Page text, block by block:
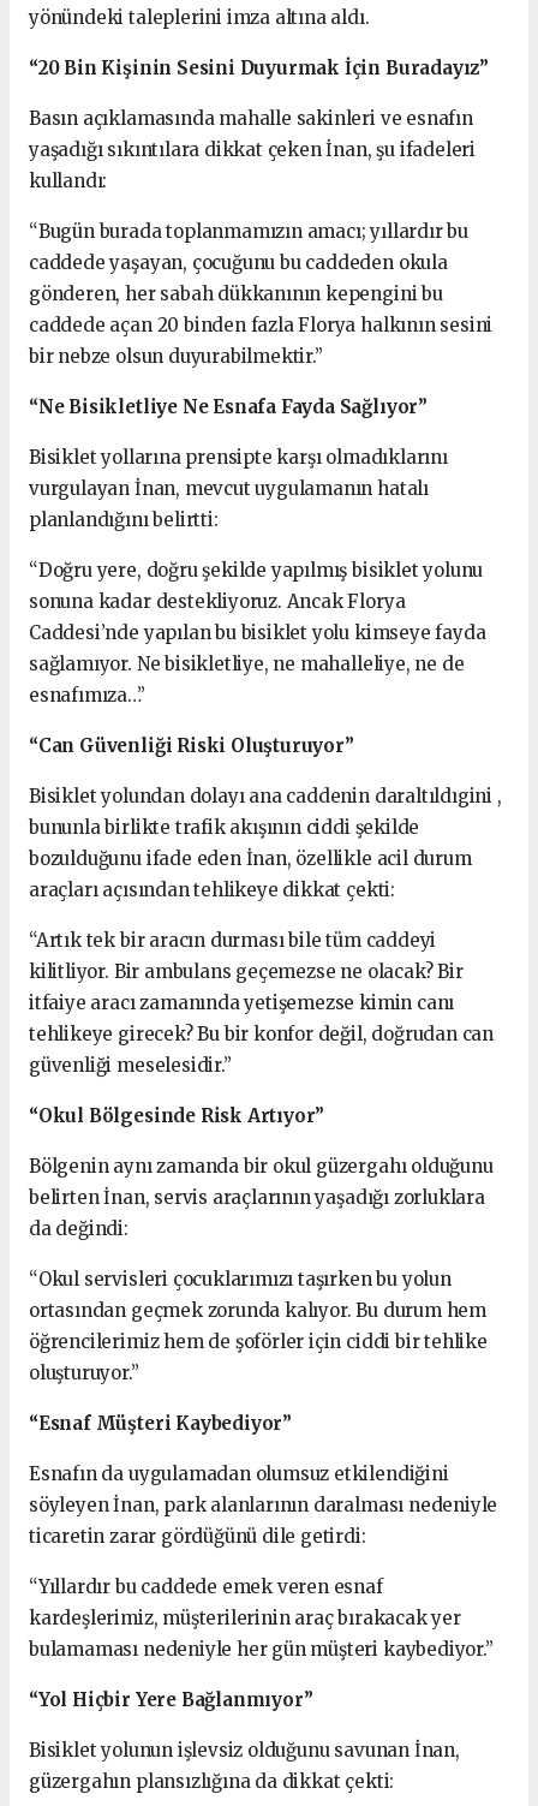
yönündeki taleplerini imza altına aldı.
“20 Bin Kişinin Sesini Duyurmak İçin Buradayız”
Basın açıklamasında mahalle sakinleri ve esnafın
yaşadığı sıkıntılara dikkat çeken İnan, şu ifadeleri
kullandı:
“Bugün burada toplanmamızın amacı; yıllardır bu
caddede yaşayan, çocuğunu bu caddeden okula
gönderen, her sabah dükkanının kepengini bu
caddede açan 20 binden fazla Florya halkının sesini
bir nebze olsun duyurabilmektir.”
“Ne Bisikletliye Ne Esnafa Fayda Sağlıyor”
Bisiklet yollarına prensipte karşı olmadıklarını
vurgulayan İnan, mevcut uygulamanın hatalı
planlandığını belirtti:
“Doğru yere, doğru şekilde yapılmış bisiklet yolunu
sonuna kadar destekliyoruz. Ancak Florya
Caddesi’nde yapılan bu bisiklet yolu kimseye fayda
sağlamıyor. Ne bisikletliye, ne mahalleliye, ne de
esnafımıza…”
“Can Güvenliği Riski Oluşturuyor”
Bisiklet yolundan dolayı ana caddenin daraltıldıgini ,
bununla birlikte trafik akışının ciddi şekilde
bozulduğunu ifade eden İnan, özellikle acil durum
araçları açısından tehlikeye dikkat çekti:
“Artık tek bir aracın durması bile tüm caddeyi
kilitliyor. Bir ambulans geçemezse ne olacak? Bir
itfaiye aracı zamanında yetişemezse kimin canı
tehlikeye girecek? Bu bir konfor değil, doğrudan can
güvenliği meselesidir.”
“Okul Bölgesinde Risk Artıyor”
Bölgenin aynı zamanda bir okul güzergahı olduğunu
belirten İnan, servis araçlarının yaşadığı zorluklara
da değindi:
“Okul servisleri çocuklarımızı taşırken bu yolun
ortasından geçmek zorunda kalıyor. Bu durum hem
öğrencilerimiz hem de şoförler için ciddi bir tehlike
oluşturuyor.”
“Esnaf Müşteri Kaybediyor”
Esnafın da uygulamadan olumsuz etkilendiğini
söyleyen İnan, park alanlarının daralması nedeniyle
ticaretin zarar gördüğünü dile getirdi:
“Yıllardır bu caddede emek veren esnaf
kardeşlerimiz, müşterilerinin araç bırakacak yer
bulamaması nedeniyle her gün müşteri kaybediyor.”
“Yol Hiçbir Yere Bağlanmıyor”
Bisiklet yolunun işlevsiz olduğunu savunan İnan,
güzergahın plansızlığına da dikkat çekti: